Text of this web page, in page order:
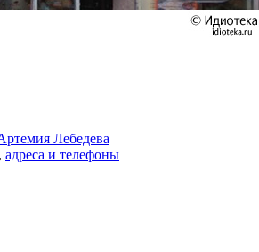
Лебедева
, адреса и телефоны